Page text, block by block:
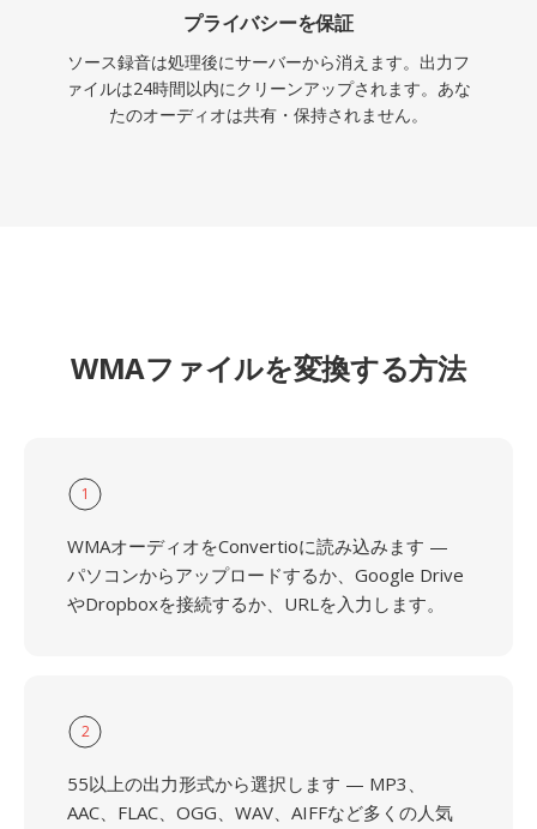
プライバシーを保証
ソース録音は処理後にサーバーから消えます。出力フ
ァイルは24時間以内にクリーンアップされます。あな
たのオーディオは共有・保持されません。
WMAファイルを変換する方法
1
WMAオーディオをConvertioに読み込みます —
パソコンからアップロードするか、Google Drive
やDropboxを接続するか、URLを入力します。
2
55以上の出力形式から選択します — MP3、
AAC、FLAC、OGG、WAV、AIFFなど多くの人気